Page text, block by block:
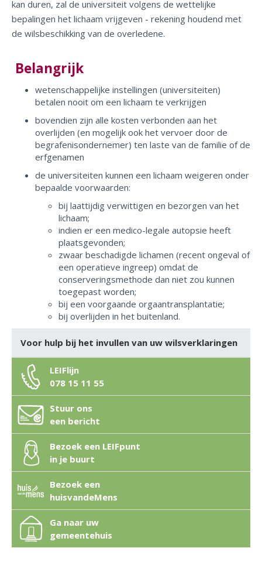
kan duren, zal de universiteit volgens de wettelijke
bepalingen het lichaam vrijgeven - rekening houdend met
de wilsbeschikking van de overledene.
Belangrijk
wetenschappelijke instellingen (universiteiten)
betalen nooit om een lichaam te verkrijgen
bovendien zijn alle kosten verbonden aan het
overlijden (en mogelijk ook het vervoer door de
begrafenisondernemer) ten laste van de familie of de
erfgenamen
de universiteiten kunnen een lichaam weigeren onder
bepaalde voorwaarden:
bij laattijdig verwittigen en bezorgen van het
lichaam;
indien er een medico-legale autopsie heeft
plaatsgevonden;
zwaar beschadigde lichamen (recent ongeval of
een operatieve ingreep) omdat de
conserveringsmethode dan niet zou kunnen
toegepast worden;
bij een voorgaande orgaantransplantatie;
bij overlijden in het buitenland.
Voor hulp bij het invullen van uw wilsverklaringen
LEIFlijn
078 15 11 55
Stuur ons
een bericht
Bezoek een LEIFpunt
in je buurt
Bezoek een
huisvandeMens
Ga naar uw
gemeentehuis